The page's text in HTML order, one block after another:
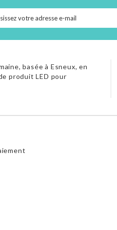
basée à Esneux, en
produit LED pour